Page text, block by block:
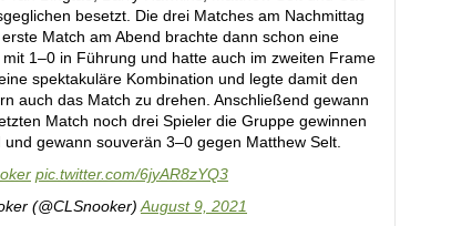
besetzt. Die drei Matches am Nachmittag
Match am Abend brachte dann schon eine
1–0 in Führung und hatte auch im zweiten Frame
spektakuläre Kombination und legte damit den
auch das Match zu drehen. Anschließend gewann
Match noch drei Spieler die Gruppe gewinnen
gewann souverän 3–0 gegen Matthew Selt.
pic.twitter.com/6jyAR8zYQ3
(@CLSnooker) August 9, 2021